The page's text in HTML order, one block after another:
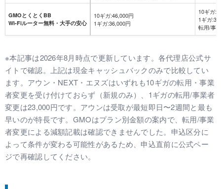
GMOとくとくBB
Wi-Fiルーター無料・大手の安心
10ギガ:46,000円
1ギガ:36,000円
10ギガ
1ギガ
転用/事
※本記事は2026年8月時点で更新しています。各代理店公式サ
イトで確認。上記は現金キャッシュバックのみで比較してい
ます。アウン・NEXT・エヌズはいずれも10ギガの転用・事業
者変更を受け付けておらず（新規のみ）、1ギガの転用/事業者
変更は23,000円です。アウンは受取が最短即日〜2週間と最も
早いのが特長です。GMOはプラン別金額の案内で、転用/事業
者変更による減額記載は確認できませんでした。申込区分に
よって条件が変わる可能性があるため、申込直前に公式ペー
ジで再確認してください。